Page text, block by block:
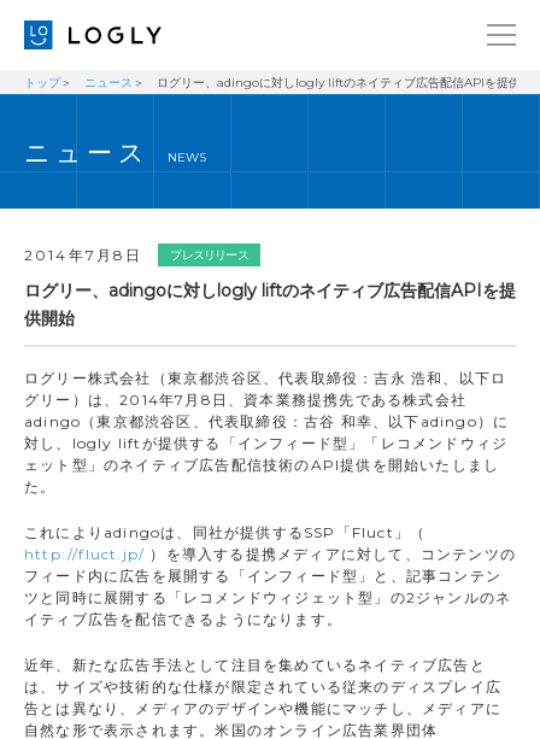
経営理念
ブログ
事業内容
採用情報
IR
トップ ニュース ログリー、adingoに対しlogly liftのネイティブ広告配信APIを提供開
ニュース NEWS
2014年7月8日 プレスリリース
ログリー、adingoに対しlogly liftのネイティブ広告配信APIを提
供開始
ログリー株式会社（東京都渋谷区、代表取締役：吉永 浩和、以下ロ
グリー）は、2014年7月8日、資本業務提携先である株式会社
adingo（東京都渋谷区、代表取締役：古谷 和幸、以下adingo）に
対し、logly liftが提供する「インフィード型」「レコメンドウィジ
ェット型」のネイティブ広告配信技術のAPI提供を開始いたしまし
た。
これによりadingoは、同社が提供するSSP「Fluct」（
http://fluct.jp/ ）を導入する提携メディアに対して、コンテンツの
フィード内に広告を展開する「インフィード型」と、記事コンテン
ツと同時に展開する「レコメンドウィジェット型」の2ジャンルのネ
イティブ広告を配信できるようになります。
近年、新たな広告手法として注目を集めているネイティブ広告と
は、サイズや技術的な仕様が限定されている従来のディスプレイ広
告とは異なり、メディアのデザインや機能にマッチし、メディアに
自然な形で表示されます。米国のオンライン広告業界団体